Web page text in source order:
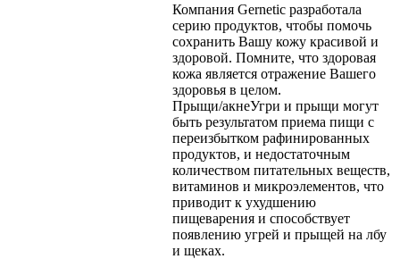
Компания Gernetic разработала
серию продуктов, чтобы помочь
сохранить Вашу кожу красивой и
здоровой. Помните, что здоровая
кожа является отражение Вашего
здоровья в целом.
Прыщи/акнеУгри и прыщи могут
быть результатом приема пищи с
переизбытком рафинированных
продуктов, и недостаточным
количеством питательных веществ,
витаминов и микроэлементов, что
приводит к ухудшению
пищеварения и способствует
появлению угрей и прыщей на лбу
и щеках.